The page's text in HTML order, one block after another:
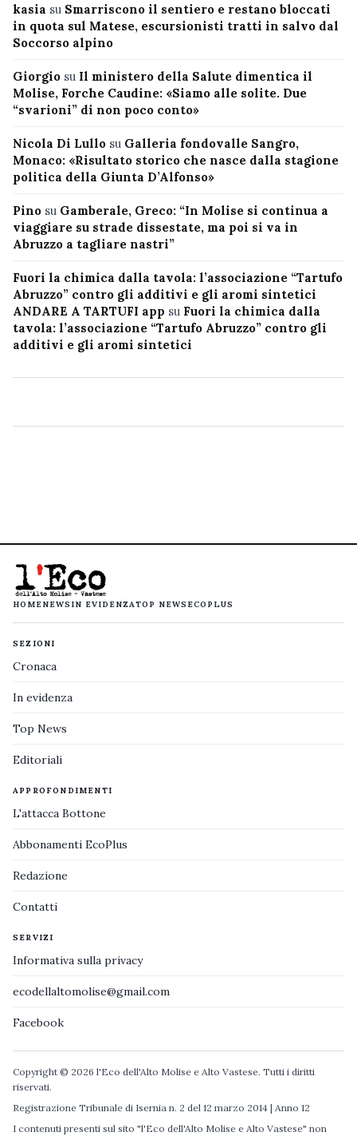
kasia su Smarriscono il sentiero e restano bloccati
in quota sul Matese, escursionisti tratti in salvo dal
Soccorso alpino
Giorgio su Il ministero della Salute dimentica il
Molise, Forche Caudine: «Siamo alle solite. Due
“svarioni” di non poco conto»
Nicola Di Lullo su Galleria fondovalle Sangro,
Monaco: «Risultato storico che nasce dalla stagione
politica della Giunta D’Alfonso»
Pino su Gamberale, Greco: “In Molise si continua a
viaggiare su strade dissestate, ma poi si va in
Abruzzo a tagliare nastri”
Fuori la chimica dalla tavola: l’associazione “Tartufo
Abruzzo” contro gli additivi e gli aromi sintetici
ANDARE A TARTUFI app su Fuori la chimica dalla
tavola: l’associazione “Tartufo Abruzzo” contro gli
additivi e gli aromi sintetici
HOMENEWS IN EVIDENZATOP NEWS ECOPLUS
SEZIONI
Cronaca
In evidenza
Top News
Editoriali
APPROFONDIMENTI
L'attacca Bottone
Abbonamenti EcoPlus
Redazione
Contatti
SERVIZI
Informativa sulla privacy
ecodellaltomolise@gmail.com
Facebook
Copyright © 2026 l'Eco dell'Alto Molise e Alto Vastese. Tutti i diritti
riservati.
Registrazione Tribunale di Isernia n. 2 del 12 marzo 2014 | Anno 12
I contenuti presenti sul sito "l'Eco dell'Alto Molise e Alto Vastese" non